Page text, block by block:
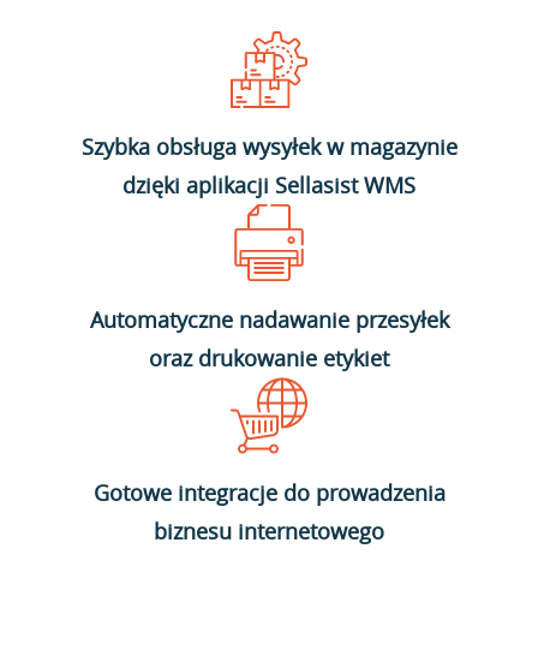
Szybka obsługa wysyłek w magazynie
dzięki aplikacji Sellasist WMS
Automatyczne nadawanie przesyłek
oraz drukowanie etykiet
Gotowe integracje do prowadzenia
biznesu internetowego